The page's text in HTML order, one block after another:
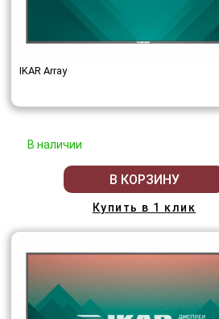
IKAR Array
В наличии
В КОРЗИНУ
Купить в 1 клик